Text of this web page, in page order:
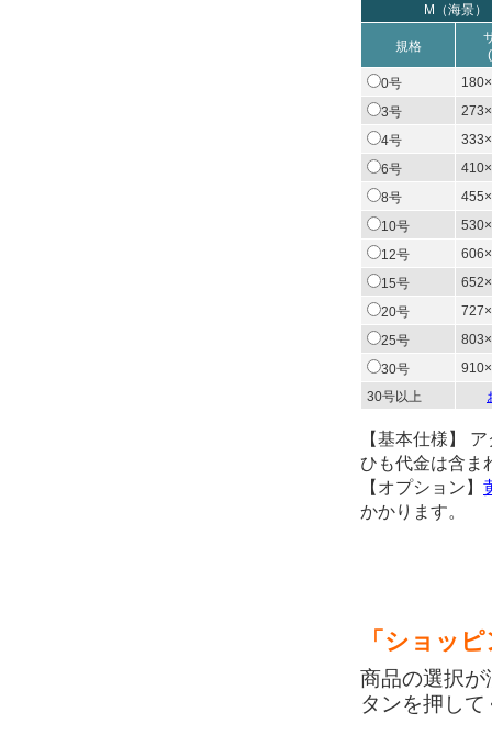
M（海景）
規格
0号
3号
4号
6号
8号
10号
12号
15号
20号
25号
30号
30号以上
【基本仕様】
ひも代金は含ま
【オプション】
かかります。
「ショッ
商品の選択
タンを押し